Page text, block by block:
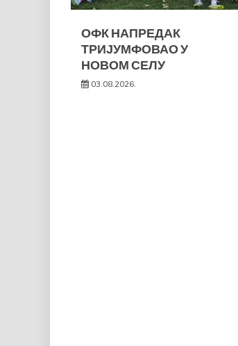
ОФК НАПРЕДАК
ТРИЈУМФОВАО У
НОВОМ СЕЛУ
03.08.2026.